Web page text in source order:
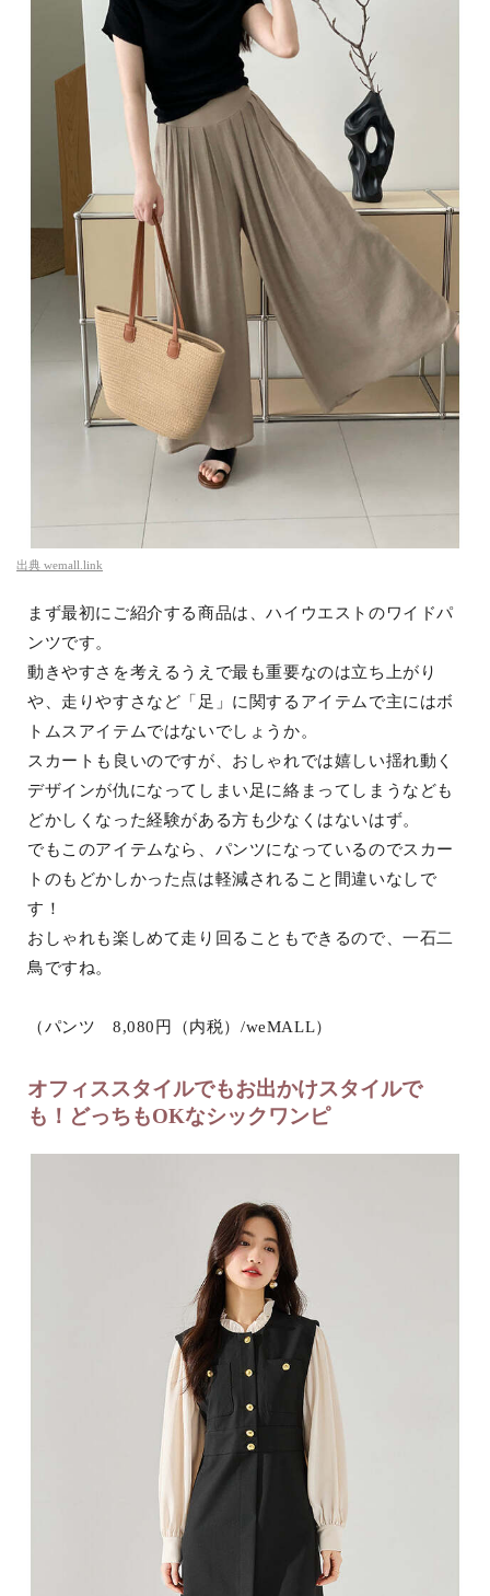
出典 wemall.link
まず最初にご紹介する商品は、ハイウエストのワイドパ
ンツです。
動きやすさを考えるうえで最も重要なのは立ち上がり
や、走りやすさなど「足」に関するアイテムで主にはボ
トムスアイテムではないでしょうか。
スカートも良いのですが、おしゃれでは嬉しい揺れ動く
デザインが仇になってしまい足に絡まってしまうなども
どかしくなった経験がある方も少なくはないはず。
でもこのアイテムなら、パンツになっているのでスカー
トのもどかしかった点は軽減されること間違いなしで
す！
おしゃれも楽しめて走り回ることもできるので、一石二
鳥ですね。
（パンツ 8,080円（内税）/weMALL）
オフィススタイルでもお出かけスタイルで
も！どっちもOKなシックワンピ